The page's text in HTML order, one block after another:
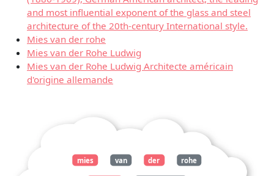
and most influential exponent of the glass and steel
architecture of the 20th-century International style.
Mies van der rohe
Mies van der Rohe Ludwig
Mies van der Rohe Ludwig Architecte américain
d'origine allemande
mies van der rohe